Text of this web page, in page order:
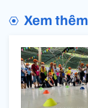
Xem thêm